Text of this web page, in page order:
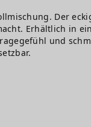
Der
Erhältlich in
und